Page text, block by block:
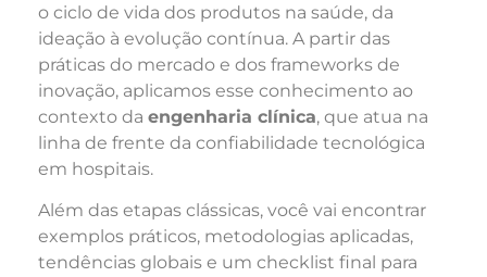
o ciclo de vida dos produtos na saúde, da
ideação à evolução contínua. A partir das
práticas do mercado e dos frameworks de
inovação, aplicamos esse conhecimento ao
contexto da engenharia clínica, que atua na
linha de frente da confiabilidade tecnológica
em hospitais.
Além das etapas clássicas, você vai encontrar
exemplos práticos, metodologias aplicadas,
tendências globais e um checklist final para